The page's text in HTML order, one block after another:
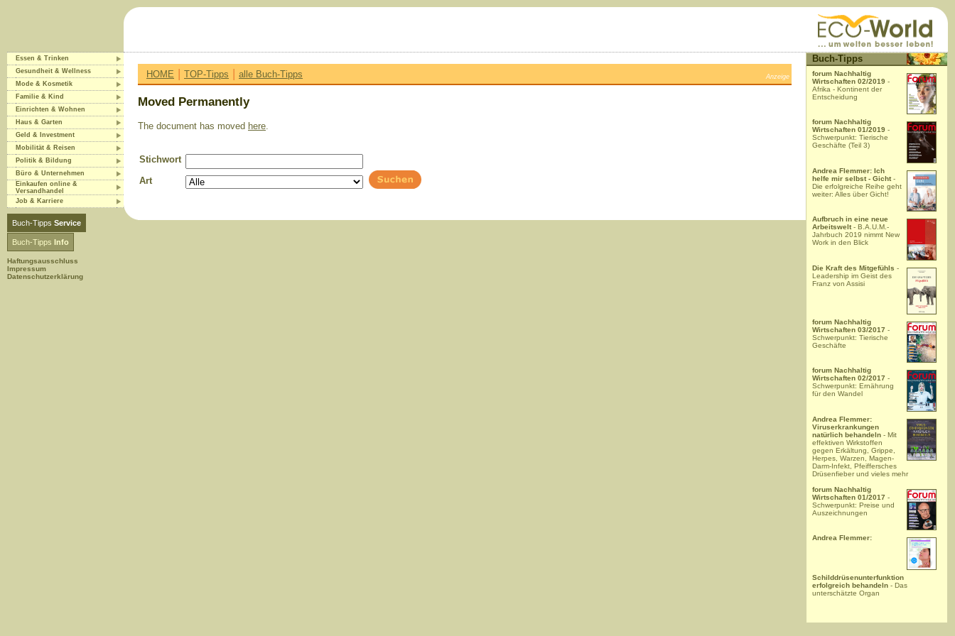
Essen & Trinken
Gesundheit & Wellness
Mode & Kosmetik
Familie & Kind
Einrichten & Wohnen
Haus & Garten
Geld & Investment
Mobilität & Reisen
Politik & Bildung
Büro & Unternehmen
Einkaufen online &
Versandhandel
Job & Karriere
Buch-Tipps Service
Buch-Tipps Info
Haftungsausschluss
Impressum
Datenschutzerklärung
HOME | TOP-Tipps | alle Buch-Tipps Anzeige
Moved Permanently
The document has moved here.
Stichwort
Art
Buch-Tipps
forum Nachhaltig
Wirtschaften 02/2019 -
Afrika - Kontinent der
Entscheidung
forum Nachhaltig
Wirtschaften 01/2019 -
Schwerpunkt: Tierische
Geschäfte (Teil 3)
Andrea Flemmer: Ich
helfe mir selbst - Gicht -
Die erfolgreiche Reihe geht
weiter: Alles über Gicht!
Aufbruch in eine neue
Arbeitswelt - B.A.U.M.-
Jahrbuch 2019 nimmt New
Work in den Blick
Die Kraft des Mitgefühls -
Leadership im Geist des
Franz von Assisi
forum Nachhaltig
Wirtschaften 03/2017 -
Schwerpunkt: Tierische
Geschäfte
forum Nachhaltig
Wirtschaften 02/2017 -
Schwerpunkt: Ernährung
für den Wandel
Andrea Flemmer:
Viruserkrankungen
natürlich behandeln - Mit
effektiven Wirkstoffen
gegen Erkältung, Grippe,
Herpes, Warzen, Magen-
Darm-Infekt, Pfeiffersches
Drüsenfieber und vieles mehr
forum Nachhaltig
Wirtschaften 01/2017 -
Schwerpunkt: Preise und
Auszeichnungen
Andrea Flemmer:
Schilddrüsenunterfunktion
erfolgreich behandeln - Das
unterschätzte Organ